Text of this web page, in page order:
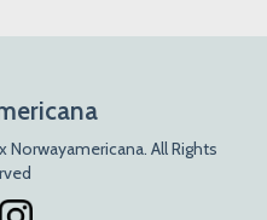
All Rights